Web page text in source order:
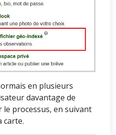
en plusieurs
davantage de
processus, en suivant
carte.